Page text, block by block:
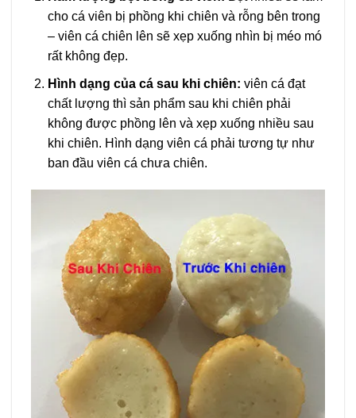
cho cá viên bị phồng khi chiên và rỗng bên trong
– viên cá chiên lên sẽ xẹp xuống nhìn bị méo mó
rất không đẹp.
Hình dạng của cá sau khi chiên: viên cá đạt
chất lượng thì sản phẩm sau khi chiên phải
không được phồng lên và xẹp xuống nhiều sau
khi chiên. Hình dạng viên cá phải tương tự như
ban đầu viên cá chưa chiên.